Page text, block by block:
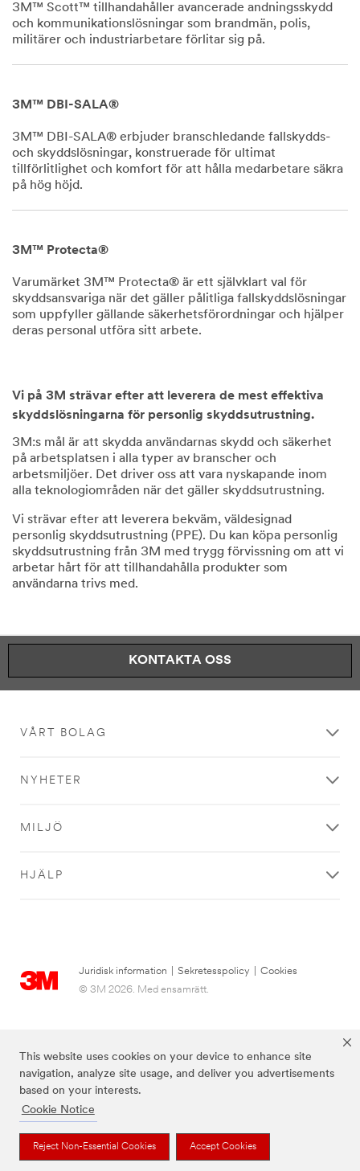
This website uses cookies on your device to enhance site
navigation, analyze site usage, and deliver you advertisements
based on your interests.
Cookie Notice
Reject Non-Essential Cookies Accept Cookies
3M™ Scott™ tillhandahåller avancerade andningsskydd
och kommunikationslösningar som brandmän, polis,
militärer och industriarbetare förlitar sig på.
1,
3M™ DBI-SALA®
3M™ DBI-SALA® erbjuder branschledande fallskydds-
och skyddslösningar, konstruerade för ultimat
tillförlitlighet och komfort för att hålla medarbetare säkra
på hög höjd.
1,
3M™ Protecta®
Varumärket 3M™ Protecta® är ett självklart val för
skyddsansvariga när det gäller pålitliga fallskyddslösningar
som uppfyller gällande säkerhetsförordningar och hjälper
deras personal utföra sitt arbete.
Vi på 3M strävar efter att leverera de mest effektiva
skyddslösningarna för personlig skyddsutrustning.
3M:s mål är att skydda användarnas skydd och säkerhet
på arbetsplatsen i alla typer av branscher och
arbetsmiljöer. Det driver oss att vara nyskapande inom
alla teknologiområden när det gäller skyddsutrustning.
Vi strävar efter att leverera bekväm, väldesignad
personlig skyddsutrustning (PPE). Du kan köpa personlig
skyddsutrustning från 3M med trygg förvissning om att vi
arbetar hårt för att tillhandahålla produkter som
användarna trivs med.
KONTAKTA OSS
VÅRT BOLAG
NYHETER
MILJÖ
HJÄLP
Juridisk information Sekretesspolicy
Cookies
© 3M 2026. Med ensamrätt.
Varumärken som anges ovan är varumärken som tillhör 3M.